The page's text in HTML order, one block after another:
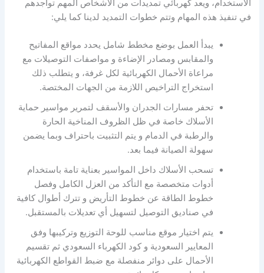
الاستخدام، ويعد كهربائي تمديدات من الاشخاص المهم تواجدهم
في تنفيذ هذه المهام وتتم خطوات التمديد لدينا كما يلي:
يبدأ العمل بوضع مخطط شامل يحدد مواقع المفاتيح
والمقابس ومصادر الإضاءة و مواصفات التوصيلات مع
مراعاة الأحمال الكهربائية لكل غرفة، و يتطلب ذلك
استخراج التراخيص اللازمة من الجهات المختصة.
تحفر مسارات الجدران والأسقف لتمرير مواسير حماية
الأسلاك خاصة في ظل الظروف المناخية الحارة
والرطبة في الدمام و يتم التثبيت باحتراف وبما يضمن
سهولة الصيانة فيما بعد.
تسحب الأسلاك داخل المواسير بعناية تامة باستخدام
أدوات متخصصة مع التأكد من العزل الكامل وفصل
خطوط الطاقة عن خطوط التأريض و تترك أطوال كافية
في صناديق التوصيل لتسهيل أي تعديلات بالمستقبل.
يتم اختيار موقع مناسب للوحة التوزيع وتركيبها وفق
المعايير السعودية و كود الكهرباء السعودي ثم تقسيم
الأحمال على دوائر منفصلة مع ضبط القواطع الكهربائية